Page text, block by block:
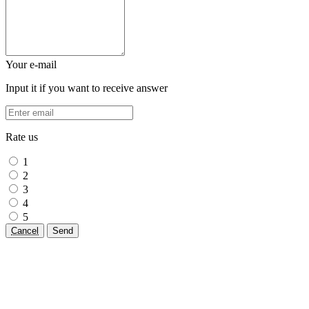
Your e-mail
Input it if you want to receive answer
Rate us
1
2
3
4
5
Cancel Send